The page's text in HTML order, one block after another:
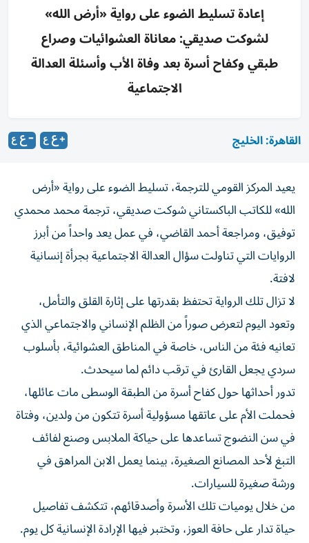
إعادة تسليط الضوء على رواية «أرض الله»
لشوكت صديقي: معاناة العشوائيات وصراع
طبقي وكفاح أسرة بعد وفاة الأب وأسئلة العدالة
الاجتماعية
القاهرة: الخليج
يعيد المركز القومي للترجمة، تسليط الضوء على رواية «أرض
الله» للكاتب الباكستاني شوكت صديقي، ترجمة محمد محمدي
توفيق، ومراجعة أحمد القاضي، في عمل يعد واحداً من أبرز
الروايات التي تناولت سؤال العدالة الاجتماعية بجرأة إنسانية
لافتة.
لا تزال تلك الرواية تحتفظ بقدرتها على إثارة القلق والتأمل،
وتعود اليوم لتعرض صوراً من الظلم الإنساني والاجتماعي الذي
تعانيه فئة من الناس، خاصة في المناطق العشوائية، بأسلوب
سردي يجعل القارئ في ترقب دائم لما سيحدث.
تدور أحداثها حول كفاح أسرة من الطبقة الوسطى مات عائلها،
فحملت الأم على عاتقها مسؤولية أسرة تتكون من ولدين، وفتاة
في سن النضوج تساعدها على حياكة الملابس وصنع لفائف
التبغ لأحد المصانع الصغيرة، بينما يعمل الابن المراهق في
ورشة صغيرة للسيارات.
من خلال يوميات تلك الأسرة وأصدقائهم، تتكشف تفاصيل
حياة تدار على حافة العوز، وتختبر فيها الإرادة الإنسانية كل يوم.